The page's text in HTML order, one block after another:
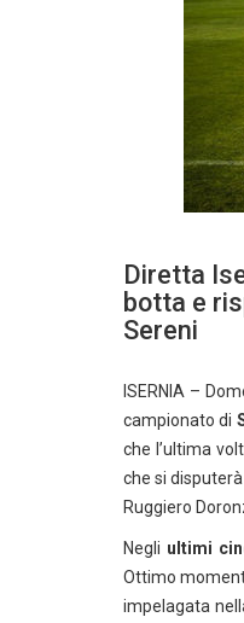
Diretta
botta e
Sereni
ISERNIA –
campionato di
che l’ultima
che si
Ruggiero
Negli ultimi
Ottimo
impelagata